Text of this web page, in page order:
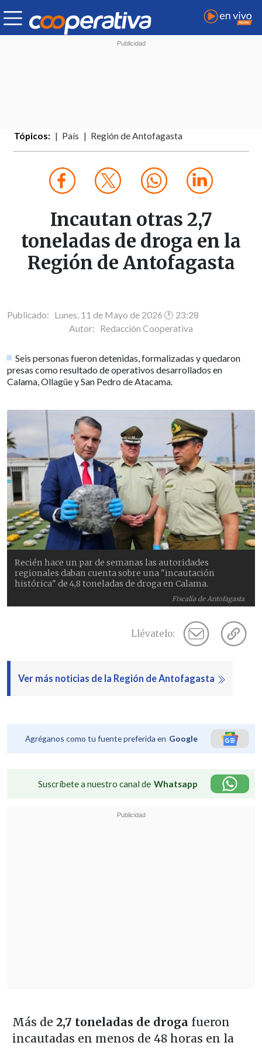
Tópicos: País Región de Antofagasta
Incautan otras 2,7
toneladas de droga en la
Región de Antofagasta
Publicado: Lunes, 11 de Mayo de 2026 🕐 23:28
Autor: Redacción Cooperativa
Seis personas fueron detenidas, formalizadas y quedaron
presas como resultado de operativos desarrollados en
Calama, Ollagüe y San Pedro de Atacama.
Fiscalía de Antofagasta
Recién hace un par de semanas las autoridades
regionales daban cuenta sobre una "incautación
histórica" de 4,8 toneladas de droga en Calama.
Llévatelo:
Ver más noticias de la Región de Antofagasta
Agréganos como tu fuente preferida en Google
Suscríbete a nuestro canal de Whatsapp
Más de 2,7 toneladas de droga fueron
incautadas en menos de 48 horas en la